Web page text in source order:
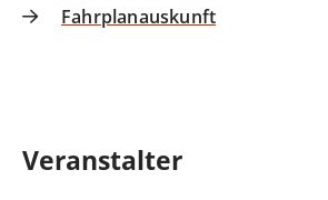
Fahrplanauskunft
Veranstalter